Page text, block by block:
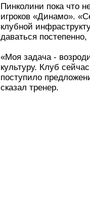
Пинколини пока что
игроков «Динамо».
клубной
даваться
«Моя задача -
культуру. Клуб
поступило
сказал тренер.